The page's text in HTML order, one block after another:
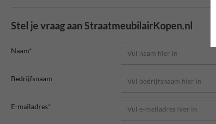
Stel je vraag aan StraatmeubilairKopen.nl
Naam*
Bedrijfsnaam
E-mailadres*